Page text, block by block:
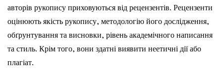
авторів рукопису приховуються від рецензентів. Рецензенти
оцінюють якість рукопису, методологію його дослідження,
обґрунтування та висновки, рівень академічного написання
та стиль. Крім того, вони здатні виявити неетичні дії або
плагіат.